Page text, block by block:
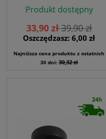
Produkt dostępny
33,90 zł39,90 zł
Oszczędzasz: 6,00 zł
Najniższa cena produktu z ostatnich
30 dni:30,32 zł